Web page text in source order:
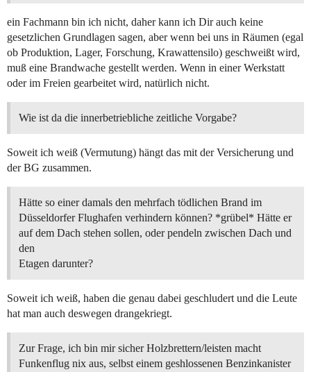
ein Fachmann bin ich nicht, daher kann ich Dir auch keine
gesetzlichen Grundlagen sagen, aber wenn bei uns in Räumen (egal
ob Produktion, Lager, Forschung, Krawattensilo) geschweißt wird,
muß eine Brandwache gestellt werden. Wenn in einer Werkstatt
oder im Freien gearbeitet wird, natürlich nicht.
Wie ist da die innerbetriebliche zeitliche Vorgabe?
Soweit ich weiß (Vermutung) hängt das mit der Versicherung und
der BG zusammen.
Hätte so einer damals den mehrfach tödlichen Brand im
Düsseldorfer Flughafen verhindern können? *grübel* Hätte er
auf dem Dach stehen sollen, oder pendeln zwischen Dach und
den
Etagen darunter?
Soweit ich weiß, haben die genau dabei geschludert und die Leute
hat man auch deswegen drangekriegt.
Zur Frage, ich bin mir sicher Holzbrettern/leisten macht
Funkenflug nix aus, selbst einem geshlossenen Benzinkanister